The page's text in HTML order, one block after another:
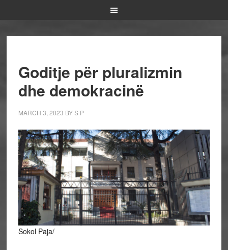
Goditje për pluralizmin
dhe demokracinë
MARCH 3, 2023 BYS P
Sokol Paja/